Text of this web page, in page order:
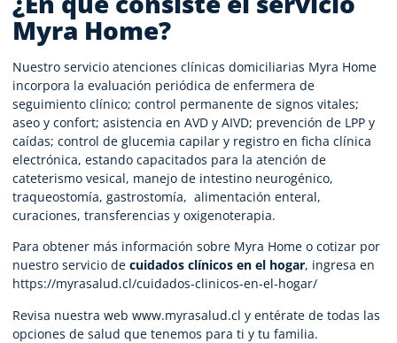
Myra Home?
Nuestro servicio atenciones clínicas domiciliarias Myra Home
incorpora la evaluación periódica de enfermera de
seguimiento clínico; control permanente de signos vitales;
aseo y confort; asistencia en AVD y AIVD; prevención de LPP y
caídas; control de glucemia capilar y registro en ficha clínica
electrónica, estando capacitados para la atención de
cateterismo vesical, manejo de intestino neurogénico,
traqueostomía, gastrostomía, alimentación enteral,
curaciones, transferencias y oxigenoterapia.
Para obtener más información sobre Myra Home o cotizar por
nuestro servicio de cuidados clínicos en el hogar, ingresa en
https://myrasalud.cl/cuidados-clinicos-en-el-hogar/
Revisa nuestra web www.myrasalud.cl y entérate de todas las
opciones de salud que tenemos para ti y tu familia.